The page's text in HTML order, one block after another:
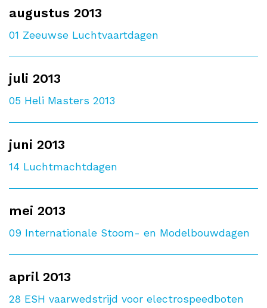
augustus 2013
01 Zeeuwse Luchtvaartdagen
juli 2013
05 Heli Masters 2013
juni 2013
14 Luchtmachtdagen
mei 2013
09 Internationale Stoom- en Modelbouwdagen
april 2013
28 ESH vaarwedstrijd voor electrospeedboten